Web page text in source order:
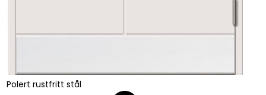
Polert rustfritt stål